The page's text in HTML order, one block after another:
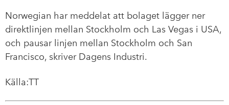
Norwegian har meddelat att bolaget lägger ner
direktlinjen mellan Stockholm och Las Vegas i USA,
och pausar linjen mellan Stockholm och San
Francisco, skriver Dagens Industri.
Källa:TT